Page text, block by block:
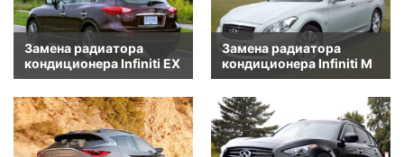
Замена радиатора
кондиционера Infiniti EX
Замена радиатора
кондиционера Infiniti M